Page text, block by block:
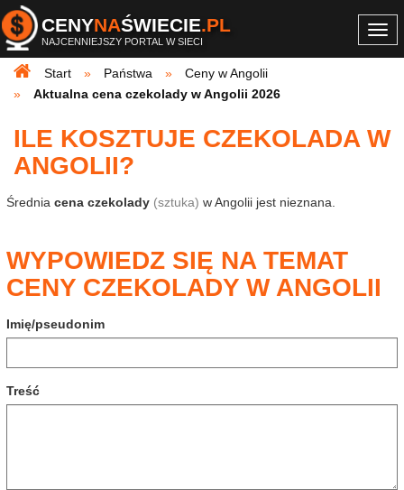
CENYNAŚWIECIE.PL
NAJCENNIEJSZY PORTAL W SIECI
Start
Państwa
Ceny w Angolii
Aktualna cena czekolady w Angolii 2026
ILE KOSZTUJE CZEKOLADA W
ANGOLII?
Średnia cena czekolady (sztuka) w Angolii jest nieznana.
WYPOWIEDZ SIĘ NA TEMAT
CENY CZEKOLADY W ANGOLII
Imię/pseudonim
Treść